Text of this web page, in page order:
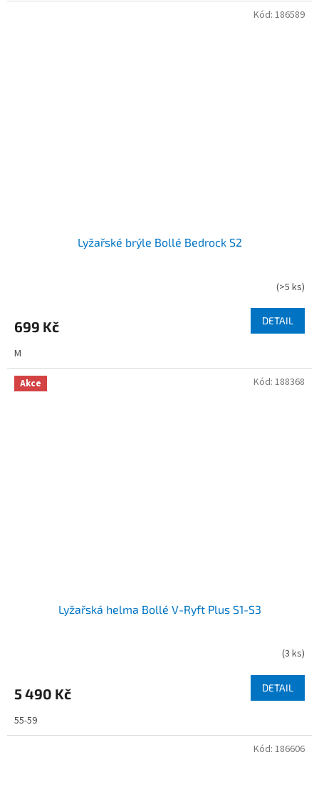
Lyžařské brýle Bollé Bedrock S2
(>5 ks)
699 Kč DETAIL
M
Kód: 186589
Akce
Lyžařská helma Bollé V-Ryft Plus S1-S3
(3 ks)
5 490 Kč DETAIL
55-59
Kód: 188368
Kód: 186606